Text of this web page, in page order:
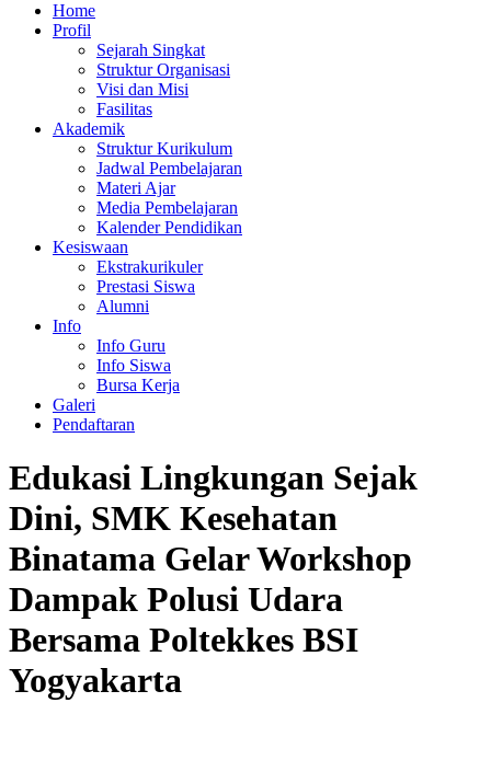
Home
Profil
Sejarah Singkat
Struktur Organisasi
Visi dan Misi
Fasilitas
Akademik
Struktur Kurikulum
Jadwal Pembelajaran
Materi Ajar
Media Pembelajaran
Kalender Pendidikan
Kesiswaan
Ekstrakurikuler
Prestasi Siswa
Alumni
Info
Info Guru
Info Siswa
Bursa Kerja
Galeri
Pendaftaran
Edukasi Lingkungan Sejak
Dini, SMK Kesehatan
Binatama Gelar Workshop
Dampak Polusi Udara
Bersama Poltekkes BSI
Yogyakarta